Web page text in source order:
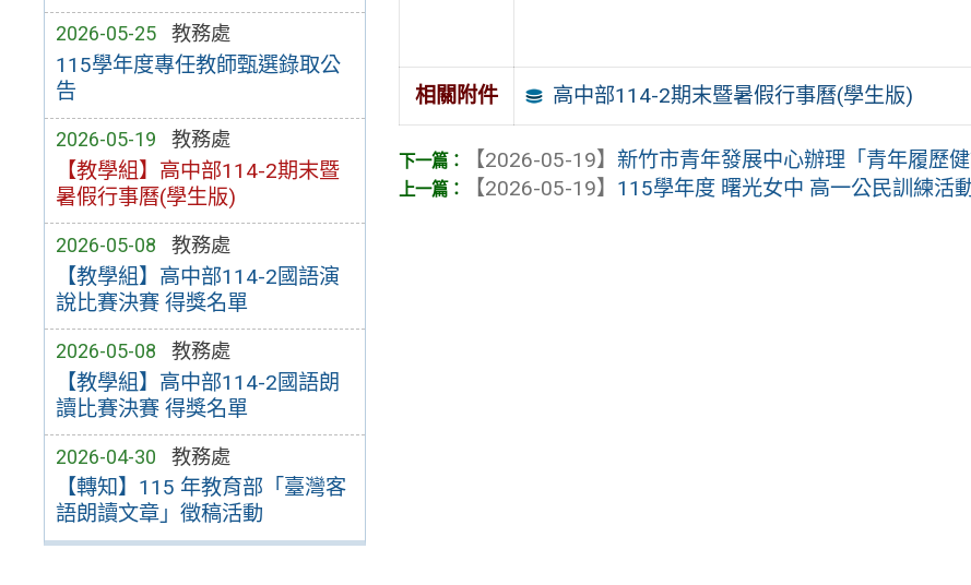
2026-05-25 教務處
115學年度專任教師甄選錄取公
告
2026-05-19 教務處
【教學組】高中部114-2期末暨
暑假行事曆(學生版)
2026-05-08 教務處
【教學組】高中部114-2國語演
說比賽決賽 得獎名單
2026-05-08 教務處
【教學組】高中部114-2國語朗
讀比賽決賽 得獎名單
2026-04-30 教務處
【轉知】115 年教育部「臺灣客
語朗讀文章」徵稿活動
相關附件 高中部114-2期末暨暑假行事曆(學生版)
【2026-05-19】新竹市青年發展中心辦理「青年履歷
【2026-05-19】 115學年度 曙光女中 高一公民訓練活